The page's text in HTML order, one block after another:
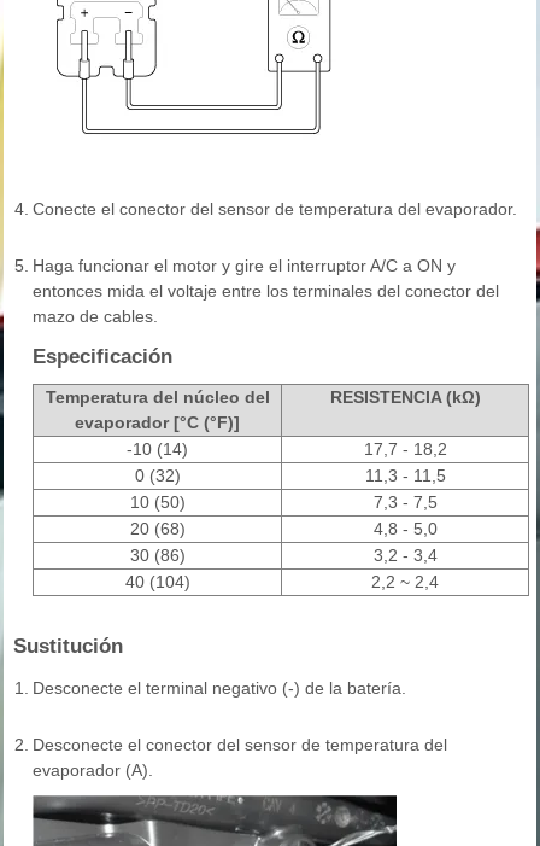
4. Conecte el conector del sensor de temperatura del evaporador.
5. Haga funcionar el motor y gire el interruptor A/C a ON y
entonces mida el voltaje entre los terminales del conector del
mazo de cables.
Especificación
Temperatura del núcleo del
evaporador [°C (°F)]
RESISTENCIA (kΩ)
-10 (14)
17,7 - 18,2
0 (32)
11,3 - 11,5
10 (50)
7,3 - 7,5
20 (68)
4,8 - 5,0
30 (86)
3,2 - 3,4
40 (104)
2,2 ~ 2,4
Sustitución
1. Desconecte el terminal negativo (-) de la batería.
2. Desconecte el conector del sensor de temperatura del
evaporador (A).